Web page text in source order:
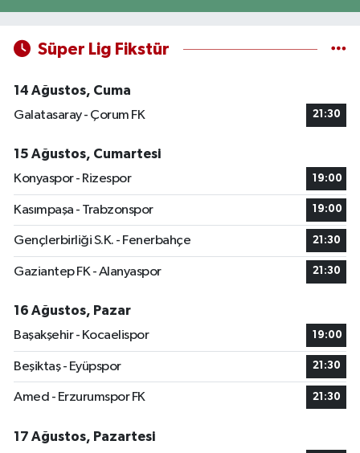
Süper Lig Fikstür
14 Ağustos, Cuma
Galatasaray - Çorum FK
21:30
15 Ağustos, Cumartesi
Konyaspor - Rizespor
19:00
Kasımpaşa - Trabzonspor 19:00
Gençlerbirliği S.K. - Fenerbahçe 21:30
Gaziantep FK - Alanyaspor 21:30
16 Ağustos, Pazar
Başakşehir - Kocaelispor
19:00
Beşiktaş - Eyüpspor 21:30
Amed - Erzurumspor FK 21:30
17 Ağustos, Pazartesi